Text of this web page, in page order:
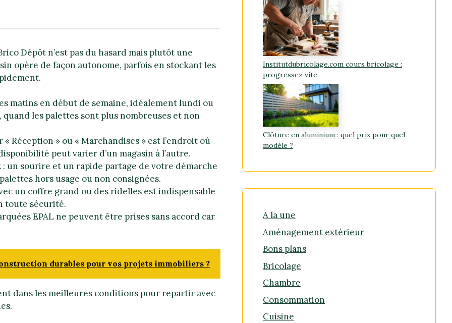
Dépôt n’est pas du hasard mais plutôt une
opère de façon autonome, parfois en stockant les
matins en début de semaine, idéalement lundi ou
les palettes sont plus nombreuses et non
« Réception » ou « Marchandises » est l’endroit où
peut varier d’un magasin à l’autre.
: un sourire et un rapide partage de votre démarche
hors usage ou non consignées.
un coffre grand ou des ridelles est indispensable
toute sécurité.
EPAL ne peuvent être prises sans accord car
durables pour vos projets immobiliers ?
dans les meilleures conditions pour repartir avec
Institutdubricolage.com cours bricolage :
progressez vite
Clôture en aluminium : quel prix pour quel
modèle ?
A la une
Aménagement extérieur
Bons plans
Bricolage
Chambre
Consommation
Cuisine